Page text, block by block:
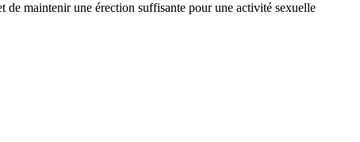
de maintenir une érection suffisante pour une activité sexuelle